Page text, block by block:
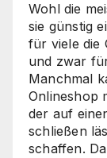
Wohl die
sie günstig
für viele die
und zwar
Manchmal
Onlineshop
der auf
schließen
schaffen.